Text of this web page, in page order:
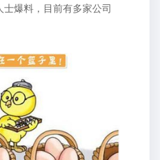
爆料，目前有多家公司